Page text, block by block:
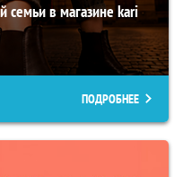
семьи в магазине kari
ПОДРОБНЕЕ